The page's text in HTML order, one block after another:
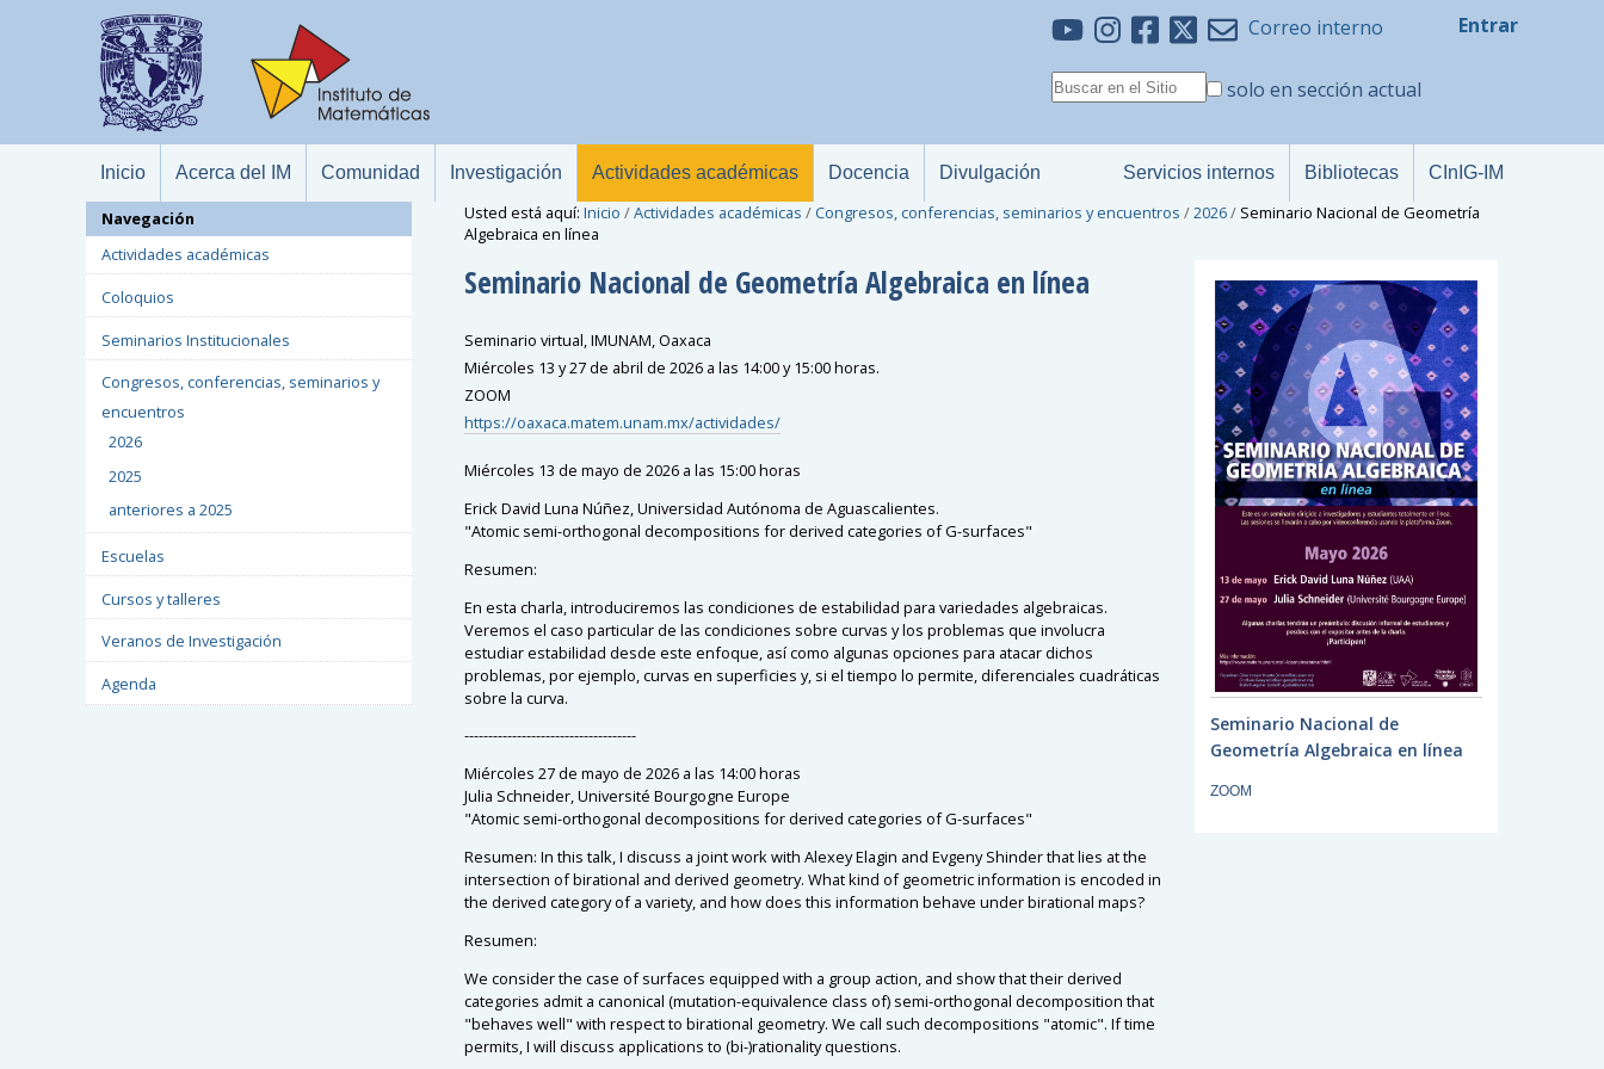
Correo interno
solo en sección actual
Entrar
Inicio Acerca del IM Comunidad Investigación Actividades académicas Docencia Divulgación Servicios internos Bibliotecas CInIG-IM
Usted está aquí: Inicio /Actividades académicas / Congresos, conferencias, seminarios y encuentros /2026/ Seminario Nacional de Geometría
Algebraica en línea
Seminario Nacional de Geometría Algebraica en línea
Seminario virtual, IMUNAM, Oaxaca
Miércoles 13 y 27 de abril de 2026 a las 14:00 y 15:00 horas.
ZOOM
https://oaxaca.matem.unam.mx/actividades/
Miércoles 13 de mayo de 2026 a las 15:00 horas
Erick David Luna Núñez, Universidad Autónoma de Aguascalientes.
"Atomic semi-orthogonal decompositions for derived categories of G-surfaces"
Resumen:
En esta charla, introduciremos las condiciones de estabilidad para variedades algebraicas.
Veremos el caso particular de las condiciones sobre curvas y los problemas que involucra
estudiar estabilidad desde este enfoque, así como algunas opciones para atacar dichos
problemas, por ejemplo, curvas en superficies y, si el tiempo lo permite, diferenciales cuadráticas
sobre la curva.
------------------------------------
Miércoles 27 de mayo de 2026 a las 14:00 horas
Julia Schneider, Université Bourgogne Europe
"Atomic semi-orthogonal decompositions for derived categories of G-surfaces"
Resumen: In this talk, I discuss a joint work with Alexey Elagin and Evgeny Shinder that lies at the
intersection of birational and derived geometry. What kind of geometric information is encoded in
the derived category of a variety, and how does this information behave under birational maps?
Resumen:
We consider the case of surfaces equipped with a group action, and show that their derived
categories admit a canonical (mutation-equivalence class of) semi-orthogonal decomposition that
"behaves well" with respect to birational geometry. We call such decompositions "atomic". If time
permits, I will discuss applications to (bi-)rationality questions.
Seminario Nacional de
Geometría Algebraica en línea
ZOOM
Navegación
Actividades académicas
Coloquios
Seminarios Institucionales
Congresos, conferencias, seminarios y
encuentros
2026
2025
anteriores a 2025
Escuelas
Cursos y talleres
Veranos de Investigación
Agenda